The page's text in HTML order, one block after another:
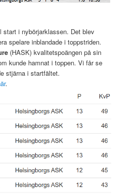
start i nybörjarklassen. Det blev
spelare inblandade i toppstriden.
(HASK) kvalitetspoängen på sin
kunde hamnat i toppen. Vi får se
stjärna i startfältet.
.